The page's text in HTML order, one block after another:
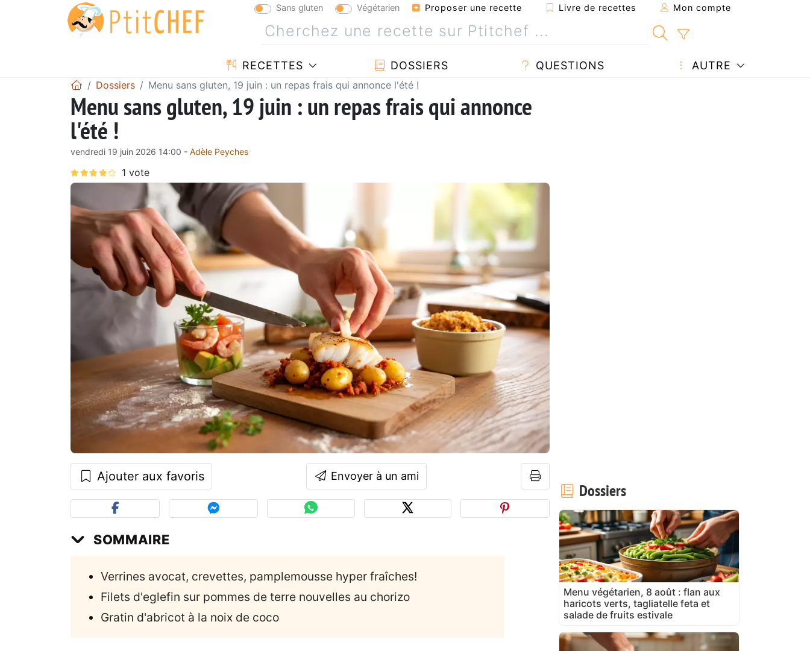
Sans gluten Végétarien Proposer une recette Livre de recettes Mon compte
RECETTES DOSSIERS QUESTIONS AUTRE
Dossiers Menu sans gluten, 19 juin : un repas frais qui annonce l'été !
Menu sans gluten, 19 juin : un repas frais qui annonce
l'été !
vendredi 19 juin 2026 14:00 - Adèle Peyches
Ajouter aux favoris Envoyer à un ami
SOMMAIRE
Verrines avocat, crevettes, pamplemousse hyper fraîches!
Filets d'eglefin sur pommes de terre nouvelles au chorizo
Gratin d'abricot à la noix de coco
Dossiers
Menu végétarien, 8 août : flan aux
haricots verts, tagliatelle feta et
salade de fruits estivale